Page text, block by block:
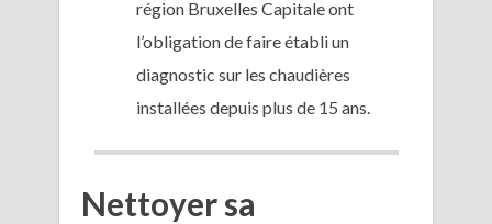
région Bruxelles Capitale ont
l’obligation de faire établi un
diagnostic sur les chaudières
installées depuis plus de 15 ans.
Nettoyer sa